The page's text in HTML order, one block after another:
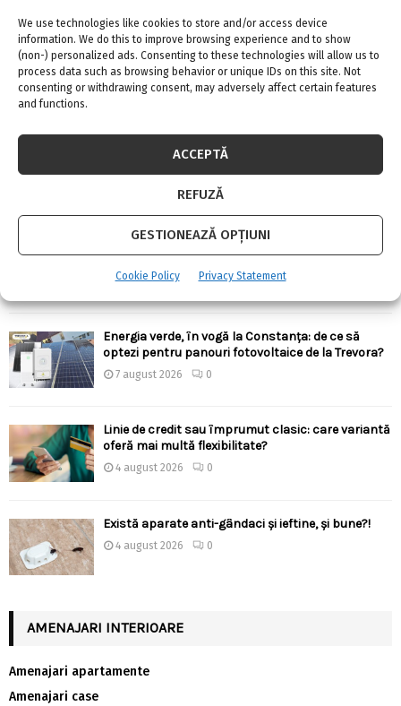
We use technologies like cookies to store and/or access device
information. We do this to improve browsing experience and to show
(non-) personalized ads. Consenting to these technologies will allow us to
process data such as browsing behavior or unique IDs on this site. Not
consenting or withdrawing consent, may adversely affect certain features
and functions.
ACCEPTĂ
REFUZĂ
GESTIONEAZĂ OPȚIUNI
Cookie Policy Privacy Statement
ARTICOLE RECENTE
Confort termic pe timpul verii cu soluțiile de
7 august 2026 0
Top 5 meserii în domeniul construcțiilor
Energia verde, în vogă la Constanța: de ce să
optezi pentru panouri fotovoltaice de la Trevora?
7 august 2026 0
Linie de credit sau împrumut clasic: care variantă
oferă mai multă flexibilitate?
4 august 2026 0
Există aparate anti-gândaci și ieftine, și bune?!
4 august 2026 0
AMENAJARI INTERIOARE
Amenajari apartamente
Amenajari case